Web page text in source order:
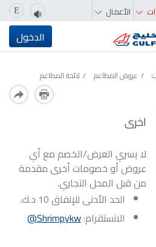
الأعمال E
الدخول
عروض المطاعم لائحة المطاعم
اخرى
لا يسري العرض/الخصم مع أي
عروض أو خصومات أخرى مقدمة
من قبل المحل التجاري.
الحد الأدنى للإنفاق 10 د.ك.
الانستقرام:Shrimpykw@